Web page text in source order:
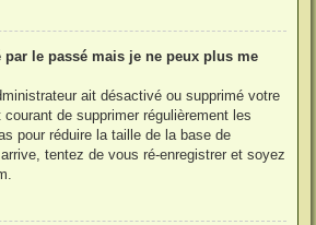
le passé mais je ne peux plus me
ait désactivé ou supprimé votre
de supprimer régulièrement les
pour réduire la taille de la base de
tentez de vous ré-enregistrer et soyez